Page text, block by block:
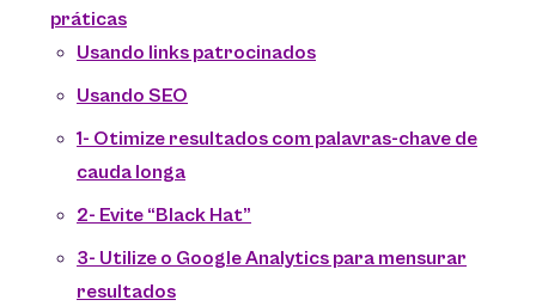
práticas
Usando links patrocinados
Usando SEO
1- Otimize resultados com palavras-chave de
cauda longa
2- Evite “Black Hat”
3- Utilize o Google Analytics para mensurar
resultados